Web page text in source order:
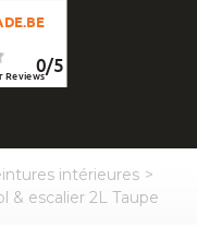
0/5
Reviews
intérieures >
& escalier 2L Taupe